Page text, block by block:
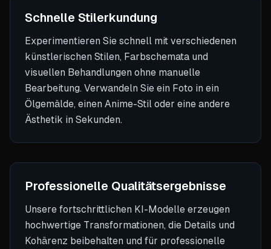
Schnelle Stilerkundung
Experimentieren Sie schnell mit verschiedenen
künstlerischen Stilen, Farbschemata und
visuellen Behandlungen ohne manuelle
Bearbeitung. Verwandeln Sie ein Foto in ein
Ölgemälde, einen Anime-Stil oder eine andere
Ästhetik in Sekunden.
Professionelle Qualitätsergebnisse
Unsere fortschrittlichen KI-Modelle erzeugen
hochwertige Transformationen, die Details und
Kohärenz beibehalten und für professionelle